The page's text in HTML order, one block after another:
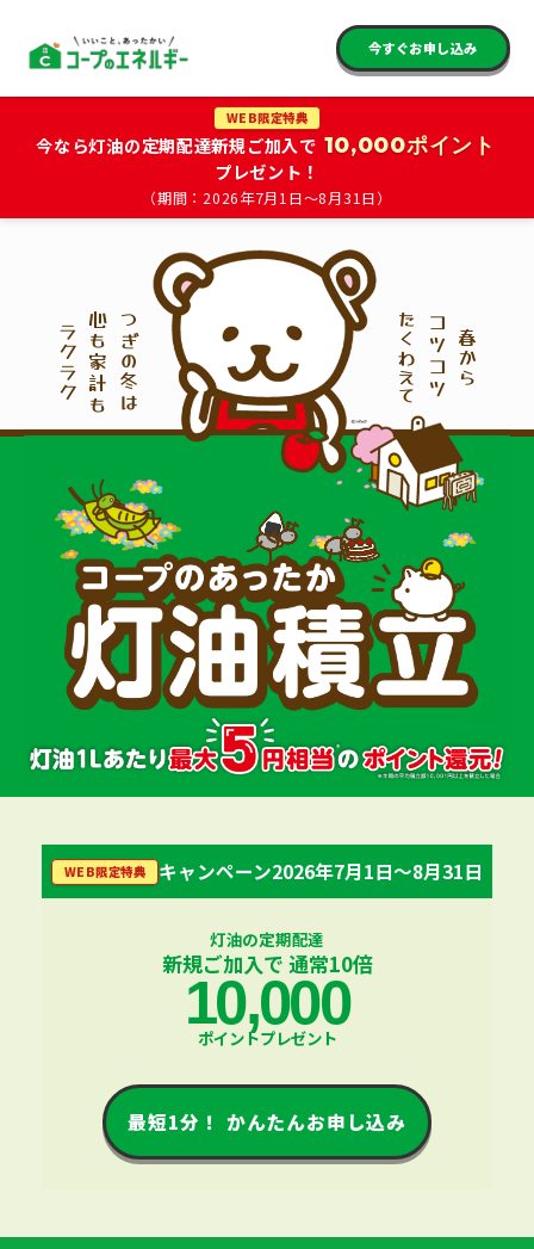
今すぐお申し込み
WEB限定特典
今なら灯油の定期配達新規ご加入で 10,000ポイント
プレゼント！
（期間：2026年7月1日〜8月31日）
春から
コツコツ
たくわえて
つぎの冬は
心も家計も
ラクラク
WEB限定特典 キャンペーン2026年7月1日〜8月31日
灯油の定期配達
新規ご加入で 通常10倍
10,000
ポイントプレゼント
最短1分！ かんたんお申し込み